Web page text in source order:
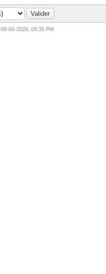
08-06-2026, 08:35 PM